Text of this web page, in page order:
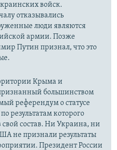
войск.
отказывались
люди являются
армии. Позже
Путин признал, что это
Крыма и
большинством
референдум о статусе
результатам которого
состав. Ни Украина, ни
не признали результаты
Президент России